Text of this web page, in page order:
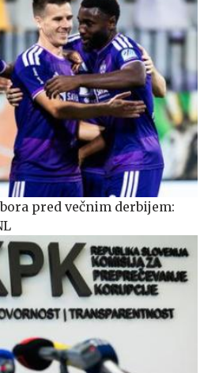
pred večnim derbijem: